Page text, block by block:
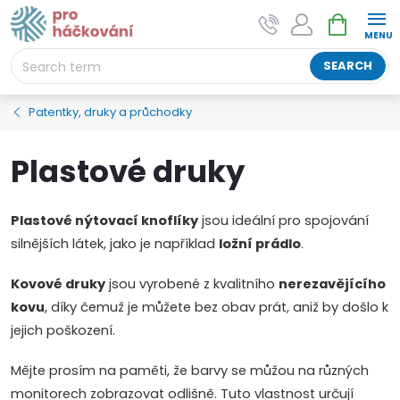
Skip
to
content
SEARCH
CART
Patentky, druky a průchodky
Plastové druky
Plastové nýtovací knoflíky jsou ideální pro spojování
silnějších látek, jako je například ložní prádlo.
Kovové druky jsou vyrobené z kvalitního nerezavějícího
kovu, díky čemuž je můžete bez obav prát, aniž by došlo k
jejich poškození.
Mějte prosím na paměti, že barvy se můžou na různých
monitorech zobrazovat odlišně. Tuto vlastnost určují
AI asistent "pani Klubíčková" –
ProHackovani.cz
Jsme e-shop s více než osmiletou tradicí a máme pro
vás připraveno více než 25 tisíc produktů. Vše skladem,
připravené k odeslání.